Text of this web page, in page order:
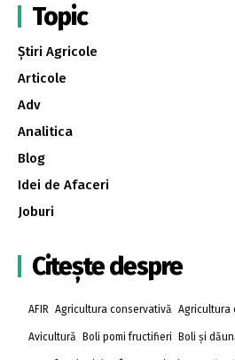
Topic
Știri Agricole
Articole
Adv
Analitica
Blog
Idei de Afaceri
Joburi
Citește despre
AFIR Agricultura conservativă Agricultura
Avicultură Boli pomi fructifieri Boli și